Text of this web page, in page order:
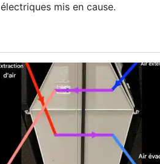
électriques mis en cause.